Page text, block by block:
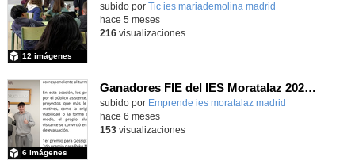
subido por Tic ies mariademolina madrid
12 imágenes
hace 5 meses
216visualizaciones
Ganadores FIE del IES Moratalaz 2025/26
Contenido educativo.
subido por Emprende ies moratalaz madrid
6 imágenes
hace 6 meses
153visualizaciones